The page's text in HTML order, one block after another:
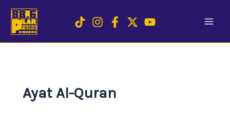
content
Ayat Al-Quran